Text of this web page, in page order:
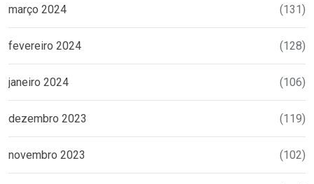
março 2024 (131)
fevereiro 2024 (128)
janeiro 2024 (106)
dezembro 2023 (119)
novembro 2023 (102)